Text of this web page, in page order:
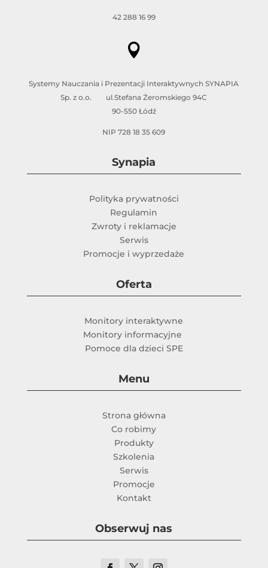
42 288 16 99

Systemy Nauczania i Prezentacji Interaktywnych SYNAPIA
Sp. z o.o. ul.Stefana Żeromskiego 94C
90-550 Łódź
NIP 728 18 35 609
Synapia
Polityka prywatności
Regulamin
Zwroty i reklamacje
Serwis
Promocje i wyprzedaże
Oferta
Monitory interaktywne
Monitory informacyjne
Pomoce dla dzieci SPE
Menu
Strona główna
Co robimy
Produkty
Szkolenia
Serwis
Promocje
Kontakt
Obserwuj nas